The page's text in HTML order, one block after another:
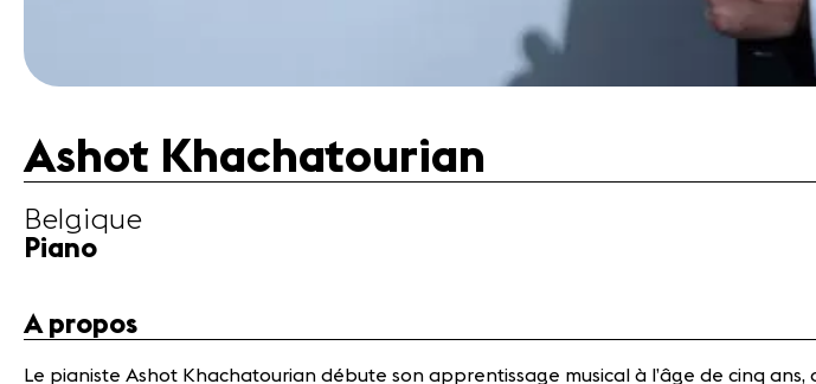
Ashot Khachatourian
Belgique
Piano
A propos
Le pianiste Ashot Khachatourian débute son apprentissage musical à l’âge de cinq